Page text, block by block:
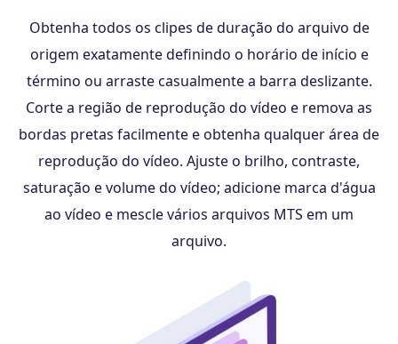
Obtenha todos os clipes de duração do arquivo de
origem exatamente definindo o horário de início e
término ou arraste casualmente a barra deslizante.
Corte a região de reprodução do vídeo e remova as
bordas pretas facilmente e obtenha qualquer área de
reprodução do vídeo. Ajuste o brilho, contraste,
saturação e volume do vídeo; adicione marca d'água
ao vídeo e mescle vários arquivos MTS em um
arquivo.